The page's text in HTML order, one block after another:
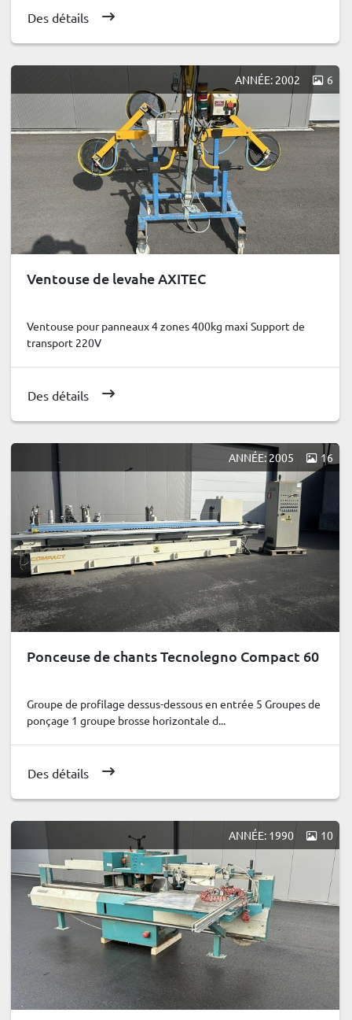
Des détails
ANNÉE: 2002 6
Ventouse de levahe AXITEC
Ventouse pour panneaux 4 zones 400kg maxi Support de
transport 220V
Des détails
ANNÉE: 2005 16
Ponceuse de chants Tecnolegno Compact 60
Groupe de profilage dessus-dessous en entrée 5 Groupes de
ponçage 1 groupe brosse horizontale d...
Des détails
ANNÉE: 1990 10